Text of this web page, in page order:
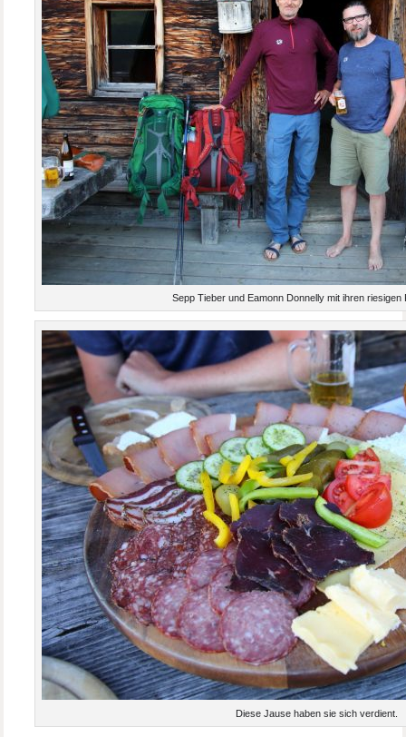
Sepp Tieber und Eamonn Donnelly mit ihren
Diese Jause haben sie sich verdient.